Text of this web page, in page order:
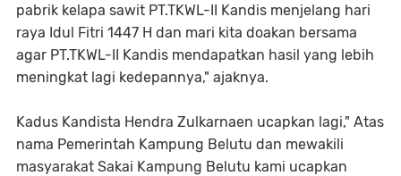
pabrik kelapa sawit PT.TKWL-II Kandis menjelang hari
raya Idul Fitri 1447 H dan mari kita doakan bersama
agar PT.TKWL-II Kandis mendapatkan hasil yang lebih
meningkat lagi kedepannya," ajaknya.
‎Kadus Kandista Hendra Zulkarnaen ucapkan lagi," Atas
nama Pemerintah Kampung Belutu dan mewakili
masyarakat Sakai Kampung Belutu kami ucapkan